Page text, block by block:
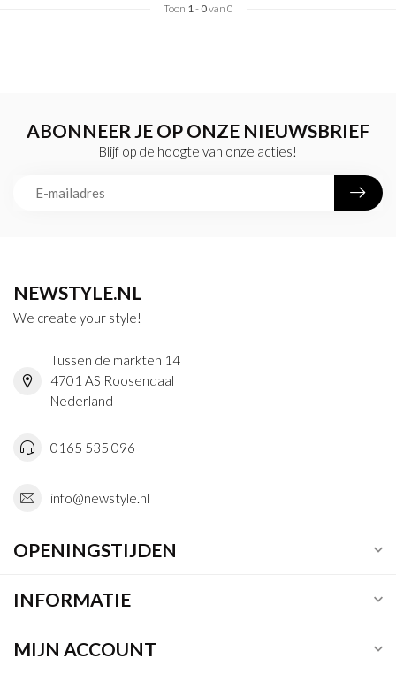
Toon 1- 0van 0
ABONNEER JE OP ONZE NIEUWSBRIEF
Blijf op de hoogte van onze acties!
NEWSTYLE.NL
We create your style!
Tussen de markten 14
4701 AS Roosendaal
Nederland
0165 535 096
info@newstyle.nl
OPENINGSTIJDEN
INFORMATIE
MIJN ACCOUNT